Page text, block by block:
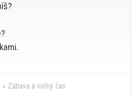
» Zábava a voľný čas